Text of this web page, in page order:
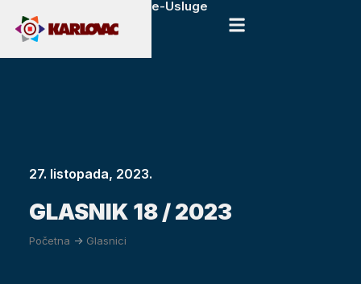
e-Usluge
27. listopada, 2023.
GLASNIK 18 / 2023
Početna -> Glasnici